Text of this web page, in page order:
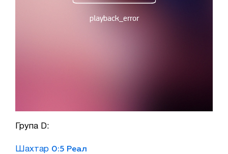
Група D:
Шахтар 0:5 Реал